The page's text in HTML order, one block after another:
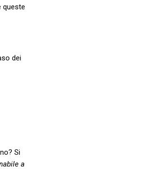
queste
dei
Si
a